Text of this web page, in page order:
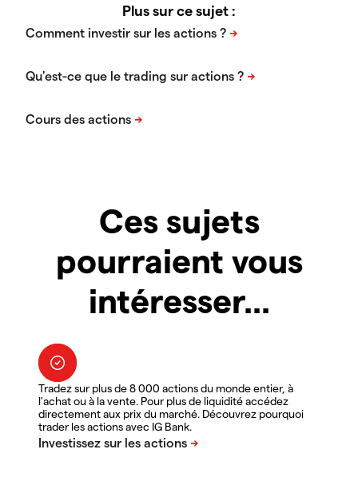
Plus sur ce sujet :
Ces sujets
pourraient vous
intéresser...
Tradez sur plus de 8 000 actions du monde entier, à
l'achat ou à la vente. Pour plus de liquidité accédez
directement aux prix du marché. Découvrez pourquoi
trader les actions avec IG Bank.